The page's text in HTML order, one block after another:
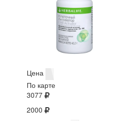
Цена
По карте
3077
2000